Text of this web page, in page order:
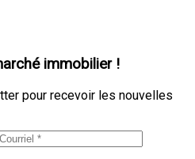
immobilier !
pour recevoir les nouvelles